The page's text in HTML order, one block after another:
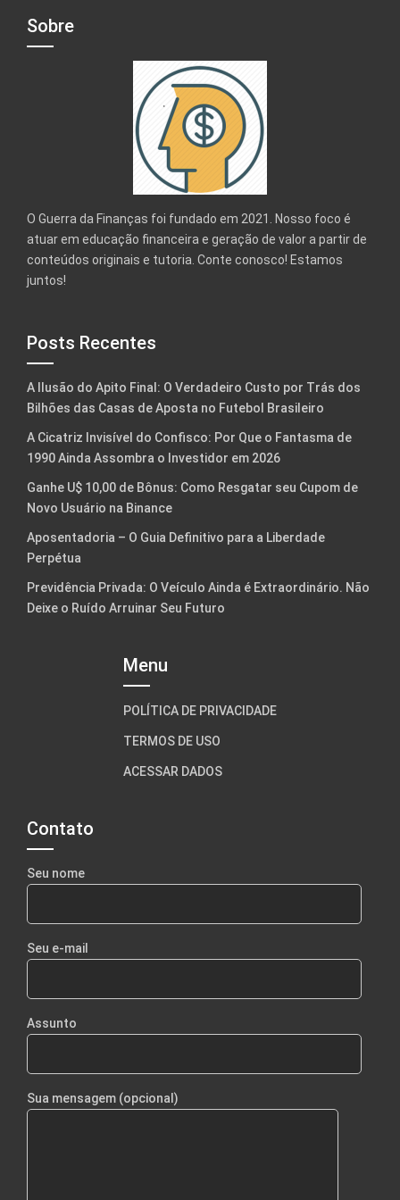
Sobre
O Guerra da Finanças foi fundado em 2021. Nosso foco é
atuar em educação financeira e geração de valor a partir de
conteúdos originais e tutoria. Conte conosco! Estamos
juntos!
Posts Recentes
A Ilusão do Apito Final: O Verdadeiro Custo por Trás dos
Bilhões das Casas de Aposta no Futebol Brasileiro
A Cicatriz Invisível do Confisco: Por Que o Fantasma de
1990 Ainda Assombra o Investidor em 2026
Ganhe U$ 10,00 de Bônus: Como Resgatar seu Cupom de
Novo Usuário na Binance
Aposentadoria – O Guia Definitivo para a Liberdade
Perpétua
Previdência Privada: O Veículo Ainda é Extraordinário. Não
Deixe o Ruído Arruinar Seu Futuro
Menu
POLÍTICA DE PRIVACIDADE
TERMOS DE USO
ACESSAR DADOS
Contato
Seu nome
Seu e-mail
Assunto
Sua mensagem (opcional)